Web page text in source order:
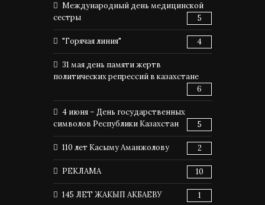
Международный день медицинской
сестры
5
"Горячая линия" 4
31 мая день памяти жертв
политических репрессий в казахстане
6
4 июня – День государственных
символов Республики Казахстан
5
110 лет Касыму Аманжолову 2
РЕКЛАМА 10
145 ЛЕТ ЖАКЫП АКБАЕВУ 1